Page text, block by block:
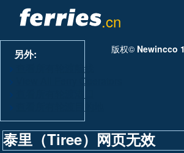
.cn
轮渡公司
轮渡港口
另外:
查看所有轮渡航线
View All Ferry Operators
泰里（Tiree）网页无效
版权© Newincco